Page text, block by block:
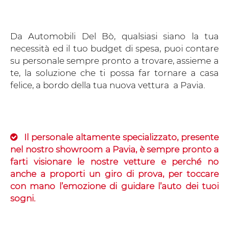
Da Automobili Del Bò, qualsiasi siano la tua
necessità ed il tuo budget di spesa, puoi contare
su personale sempre pronto a trovare, assieme a
te, la soluzione che ti possa far tornare a casa
felice, a bordo della tua nuova vettura a Pavia.
Il personale altamente specializzato, presente
nel nostro showroom a Pavia, è sempre pronto a
farti visionare le nostre vetture e perché no
anche a proporti un giro di prova, per toccare
con mano l’emozione di guidare l’auto dei tuoi
sogni.